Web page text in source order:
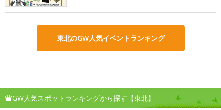
東北のGW人気イベントランキング
GW人気スポットランキングから探す【東北】